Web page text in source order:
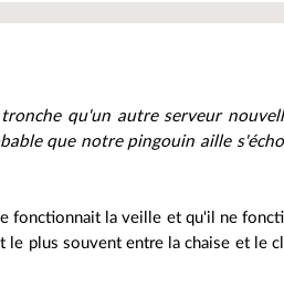
qu'un autre serveur
que notre pingouin aille
fonctionnait la veille et qu'il ne
le plus souvent entre la chaise et le